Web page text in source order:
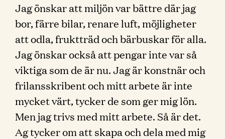
Jag önskar att miljön var bättre där jag
bor, färre bilar, renare luft, möjligheter
att odla, fruktträd och bärbuskar för alla.
Jag önskar också att pengar inte var så
viktiga som de är nu. Jag är konstnär och
frilansskribent och mitt arbete är inte
mycket värt, tycker de som ger mig lön.
Men jag trivs med mitt arbete. Så är det.
Ag tycker om att skapa och dela med mig